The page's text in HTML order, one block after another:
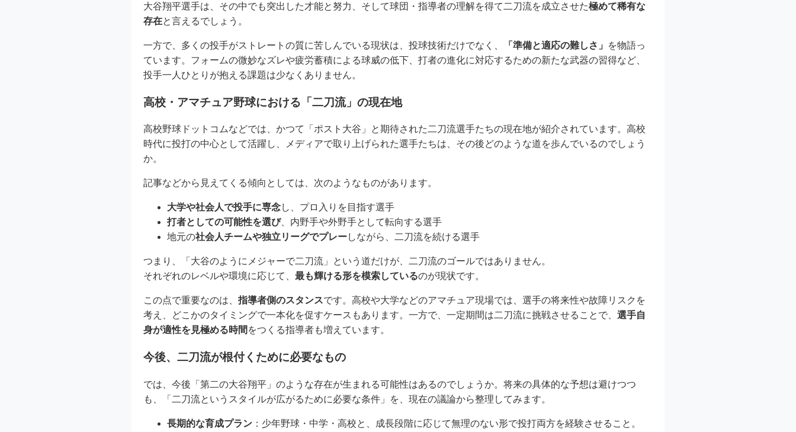
大谷翔平選手は、その中でも突出した才能と努力、そして球団・指導者の理解を得て二刀流を成立させた極めて稀有な
存在と言えるでしょう。
一方で、多くの投手がストレートの質に苦しんでいる現状は、投球技術だけでなく、 「準備と適応の難しさ」
を物語っ
ています。フォームの微妙なズレや疲労蓄積による球威の低下、打者の進化に対応するための新たな武器の習得など、
投手一人ひとりが抱える課題は少なくありません。
高校・アマチュア野球における「二刀流」の現在地
高校野球ドットコムなどでは、かつて「ポスト大谷」と期待された二刀流選手たちの現在地が紹介されています。高校
時代に投打の中心として活躍し、メディアで取り上げられた選手たちは、その後どのような道を歩んでいるのでしょう
か。
記事などから見えてくる傾向としては、次のようなものがあります。
大学や社会人で投手に専念し、プロ入りを目指す選手
打者としての可能性を選び、内野手や外野手として転向する選手
地元の社会人チームや独立リーグでプレーしながら、二刀流を続ける選手
つまり、「大谷のようにメジャーで二刀流」という道だけが、二刀流のゴールではありません。
それぞれのレベルや環境に応じて、 最も輝ける形を模索しているのが現状です。
この点で重要なのは、 指導者側のスタンスです。高校や大学などのアマチュア現場では、選手の将来性や故障リスクを
考え、どこかのタイミングで一本化を促すケースもあります。一方で、一定期間は二刀流に挑戦させることで、 選手自
身が適性を見極める時間 をつくる指導者も増えています。
今後、二刀流が根付くために必要なもの
では、今後「第二の大谷翔平」のような存在が生まれる可能性はあるのでしょうか。将来の具体的な予想は避けつつ
も、「二刀流というスタイルが広がるために必要な条件」を、現在の議論から整理してみます。
長期的な育成プラン ：少年野球・中学・高校と、成長段階に応じて無理のない形で投打両方を経験させること。